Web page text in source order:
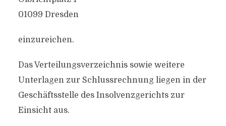
01099 Dresden
einzureichen.
Das Verteilungsverzeichnis sowie weitere
Unterlagen zur Schlussrechnung liegen in der
Geschäftsstelle des Insolvenzgerichts zur
Einsicht aus.